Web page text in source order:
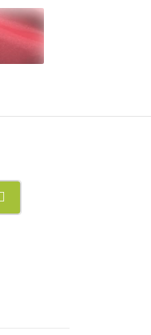
SEARCH